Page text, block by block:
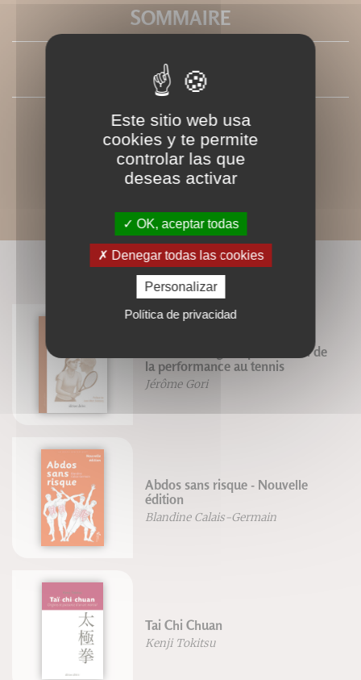
SOMMAIRE
PRESSE
LIVRES ASSOCIÉS
Neurotraining et optimisation de
la performance au tennis
Jérôme Gori
Abdos sans risque - Nouvelle
édition
Blandine Calais-Germain
Tai Chi Chuan
Kenji Tokitsu
Este sitio web usa
cookies y te permite
controlar las que
deseas activar
OK, aceptar todas
Denegar todas las cookies
Personalizar
Política de privacidad